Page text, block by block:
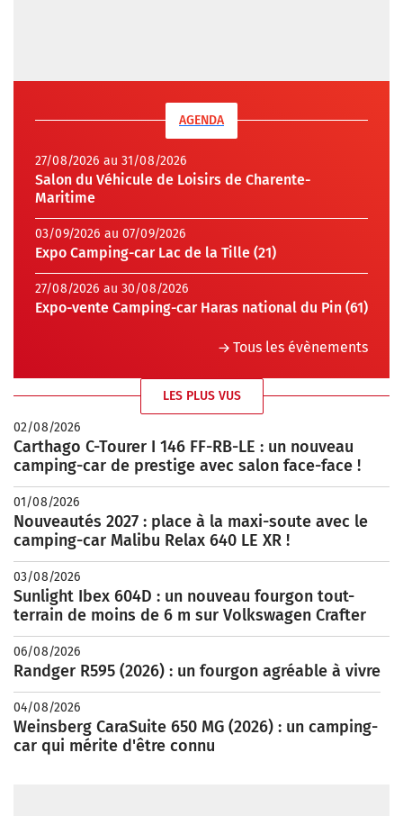
AGENDA
27/08/2026 au 31/08/2026
Salon du Véhicule de Loisirs de Charente-
Maritime
03/09/2026 au 07/09/2026
Expo Camping-car Lac de la Tille (21)
27/08/2026 au 30/08/2026
Expo-vente Camping-car Haras national du Pin (61)
Tous les évènements
LES PLUS VUS
02/08/2026
Carthago C-Tourer I 146 FF-RB-LE : un nouveau
camping-car de prestige avec salon face-face !
01/08/2026
Nouveautés 2027 : place à la maxi-soute avec le
camping-car Malibu Relax 640 LE XR !
03/08/2026
Sunlight Ibex 604D : un nouveau fourgon tout-
terrain de moins de 6 m sur Volkswagen Crafter
06/08/2026
Randger R595 (2026) : un fourgon agréable à vivre
04/08/2026
Weinsberg CaraSuite 650 MG (2026) : un camping-
car qui mérite d'être connu